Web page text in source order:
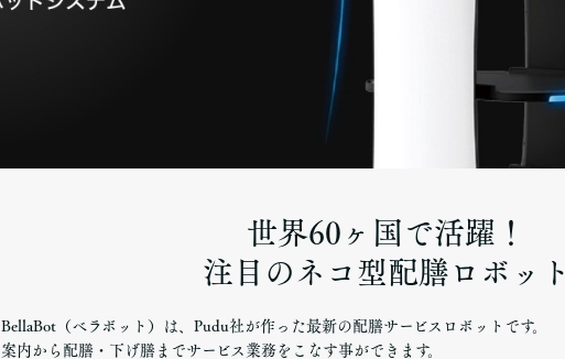
世界60ヶ国で活躍！
注目のネコ型配膳ロボット
BellaBot（ベラボット）は、Pudu社が作った最新の配膳サービスロボットです。
案内から配膳・下げ膳までサービス業務をこなす事ができます。